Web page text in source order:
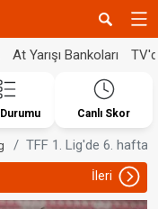
At Yarışı Bankoları
Canlı Skor
TFF 1. Lig'de 6. hafta
İleri